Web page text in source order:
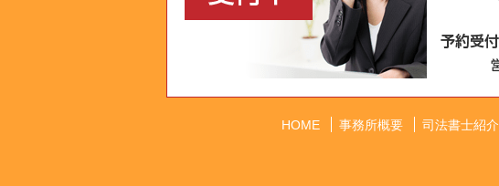
HOME 事務所概要 司法書士紹介